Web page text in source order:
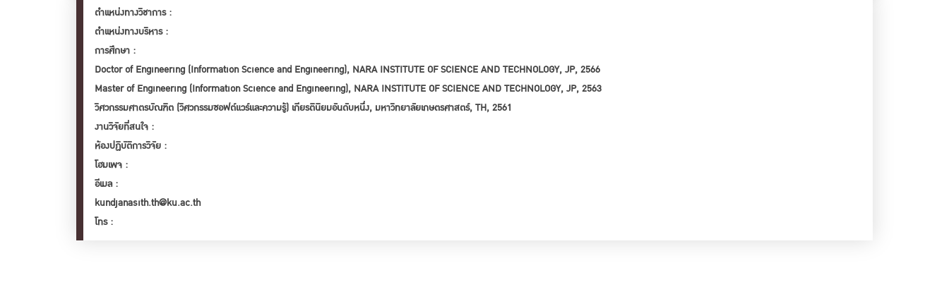
ตำเเหน่งทางวิชาการ :
ตำเเหน่งทางบริหาร :
การศึกษา :
Doctor of Engineering (Information Science and Engineering), NARA INSTITUTE OF SCIENCE AND TECHNOLOGY, JP, 2566
Master of Engineering (Information Science and Engineering), NARA INSTITUTE OF SCIENCE AND TECHNOLOGY, JP, 2563
วิศวกรรมศาตรบัณฑิต (วิศวกรรมซอฟต์แวร์และความรู้) เกียรตินิยมอันดับหนึ่ง, มหาวิทยาลัยเกษตรศาสตร์, TH, 2561
งานวิจัยที่สนใจ :
ห้องปฏิบัติการวิจัย :
โฮมเพจ :
อีเมล :
kundjanasith.th@ku.ac.th
โทร :